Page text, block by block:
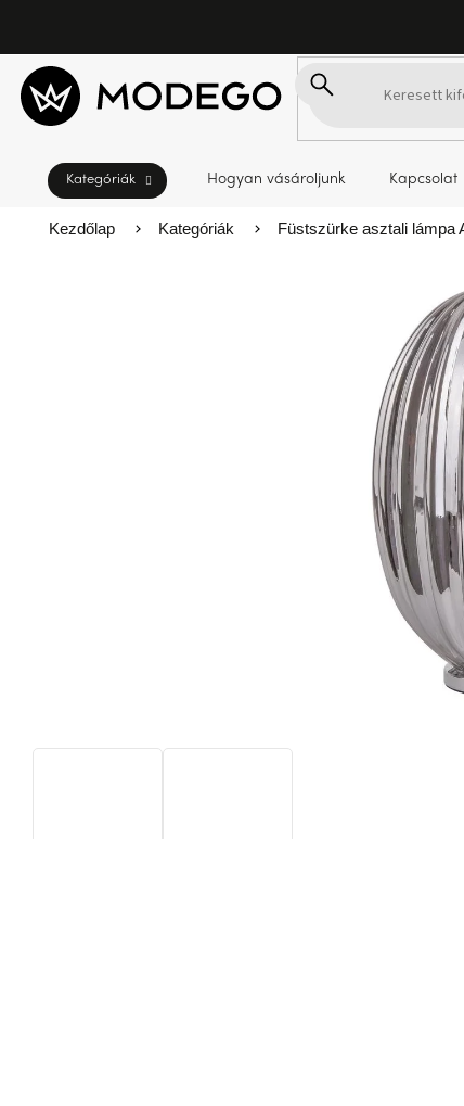
fő
tartalomhoz
Hogyan vásároljunk Kapcsolat
Kezdőlap Kategóriák Füstszürke asztali lámpa